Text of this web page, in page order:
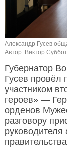
Александр Гусев
Автор: Виктор
Губернатор
Гусев провёл
участником
героев» —
орденов
разговору
руководителя